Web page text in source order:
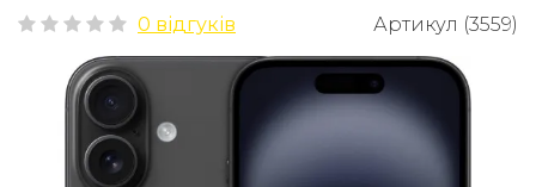
0 відгуків Артикул (3559)